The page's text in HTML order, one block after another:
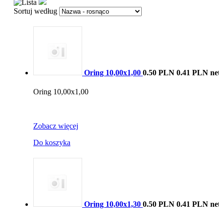
Sortuj według
Oring 10,00x1,00 0.50 PLN 0.41 PLN
Oring 10,00x1,00
Zobacz więcej
Do koszyka
Oring 10,00x1,30 0.50 PLN 0.41 PLN